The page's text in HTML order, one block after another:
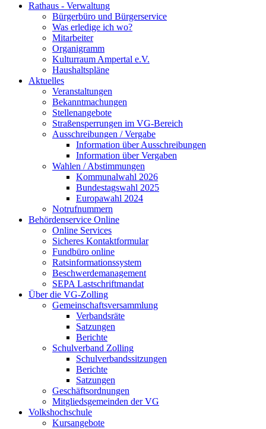
Rathaus - Verwaltung
Bürgerbüro und Bürgerservice
Was erledige ich wo?
Mitarbeiter
Organigramm
Kulturraum Ampertal e.V.
Haushaltspläne
Aktuelles
Veranstaltungen
Bekanntmachungen
Stellenangebote
Straßensperrungen im VG-Bereich
Ausschreibungen / Vergabe
Information über Ausschreibungen
Information über Vergaben
Wahlen / Abstimmungen
Kommunalwahl 2026
Bundestagswahl 2025
Europawahl 2024
Notrufnummern
Behördenservice Online
Online Services
Sicheres Kontaktformular
Fundbüro online
Ratsinformationssystem
Beschwerdemanagement
SEPA Lastschriftmandat
Über die VG-Zolling
Gemeinschaftsversammlung
Verbandsräte
Satzungen
Berichte
Schulverband Zolling
Schulverbandssitzungen
Berichte
Satzungen
Geschäftsordnungen
Mitgliedsgemeinden der VG
Volkshochschule
Kursangebote